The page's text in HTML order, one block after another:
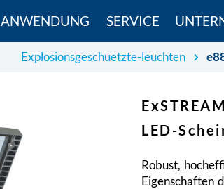
ANWENDUNG SERVICE
Explosionsgeschuetzte-leuchten
ExSTREAM
LED-
Robust,
Eigenschaften